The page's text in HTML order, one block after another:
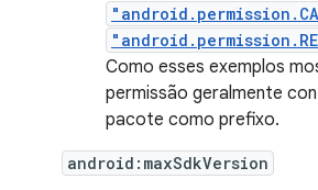
Como esses exemplos
permissão geralmente
pacote como prefixo.
android:maxSdkVersion